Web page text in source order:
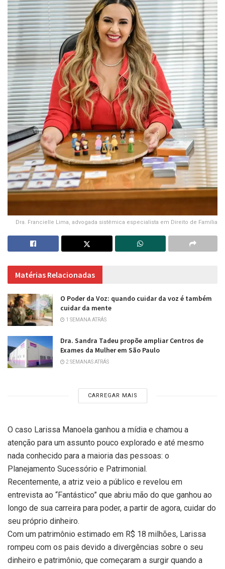
Dra. Francielle Lima, advogada sistêmica especialista em Direito de Família
Matérias Relacionadas
O Poder da Voz: quando cuidar da voz é também
cuidar da mente
1 SEMANA ATRÁS
Dra. Sandra Tadeu propõe ampliar Centros de
Exames da Mulher em São Paulo
2 SEMANAS ATRÁS
CARREGAR MAIS
O caso Larissa Manoela ganhou a mídia e chamou a
atenção para um assunto pouco explorado e até mesmo
nada conhecido para a maioria das pessoas: o
Planejamento Sucessório e Patrimonial.
Recentemente, a atriz veio a público e revelou em
entrevista ao “Fantástico” que abriu mão do que ganhou ao
longo de sua carreira para poder, a partir de agora, cuidar do
seu próprio dinheiro.
Com um patrimônio estimado em R$ 18 milhões, Larissa
rompeu com os pais devido a divergências sobre o seu
dinheiro e patrimônio, que começaram a surgir quando a